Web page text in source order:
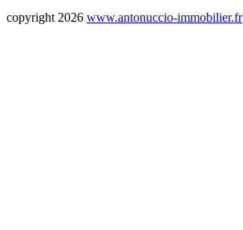
copyright 2026 www.antonuccio-immobilier.fr